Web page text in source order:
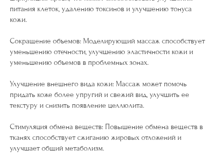
питания клеток, удалению токсинов и улучшению тонуса
кожи.
Сокращение объемов: Моделирующий массаж способствует
уменьшению отечности, улучшению эластичности кожи и
уменьшению объемов в проблемных зонах.
Улучшение внешнего вида кожи: Массаж может помочь
придать коже более упругий и свежий вид, улучшить ее
текстуру и снизить появление целлюлита.
Стимуляция обмена веществ: Повышение обмена веществ в
тканях способствует сжиганию жировых отложений и
улучшает общий метаболизм.